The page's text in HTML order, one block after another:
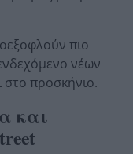
πιο
νέων
στο προσκήνιο.
και